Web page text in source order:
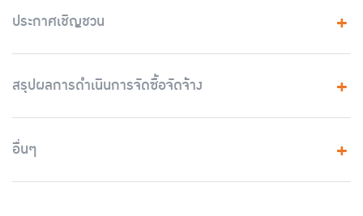
ประกาศเชิญชวน
สรุปผลการดำเนินการจัดซื้อจัดจ้าง
อื่นๆ